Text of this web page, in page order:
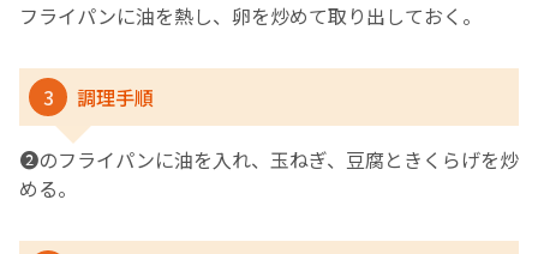
フライパンに油を熱し、卵を炒めて取り出しておく。
3 調理手順
❷のフライパンに油を入れ、玉ねぎ、豆腐ときくらげを炒
める。